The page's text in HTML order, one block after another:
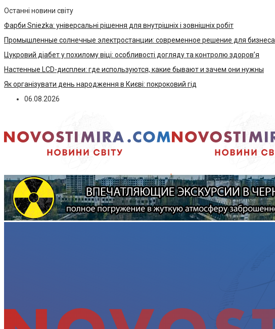
Останні новини світу
Фарби Sniezka: універсальні рішення для внутрішніх і зовнішніх робіт
Промышленные солнечные электростанции: современное решение для бизнеса
Цукровий діабет у похилому віці: особливості догляду та контролю здоров’я
Настенные LCD-дисплеи: где используются, какие бывают и зачем они нужны
Як організувати день народження в Києві: покроковий гід
06.08.2026